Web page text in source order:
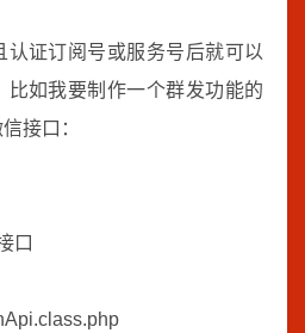
认证订阅号或服务号后就可以
比如我要制作一个群发功能的
接口：
口